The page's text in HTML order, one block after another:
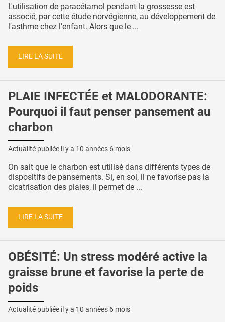
L'utilisation de paracétamol pendant la grossesse est
associé, par cette étude norvégienne, au développement de
l'asthme chez l'enfant. Alors que le ...
LIRE LA SUITE
PLAIE INFECTÉE et MALODORANTE:
Pourquoi il faut penser pansement au
charbon
Actualité publiée il y a 10 années 6 mois
On sait que le charbon est utilisé dans différents types de
dispositifs de pansements. Si, en soi, il ne favorise pas la
cicatrisation des plaies, il permet de ...
LIRE LA SUITE
OBÉSITÉ: Un stress modéré active la
graisse brune et favorise la perte de
poids
Actualité publiée il y a 10 années 6 mois